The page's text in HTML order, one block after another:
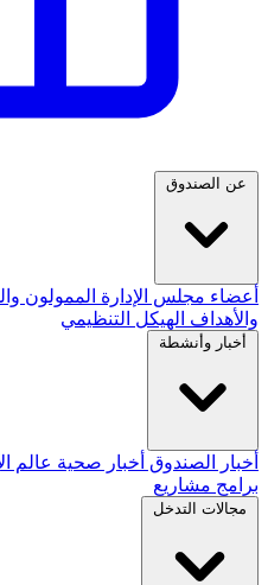
عن الصندوق
أعضاء مجلس الإدارة الممولون
والأهداف الهيكل التنظيمي
أخبار وأنشطة
أخبار الصندوق أخبار صحية عالم
برامج مشاريع
مجالات التدخل